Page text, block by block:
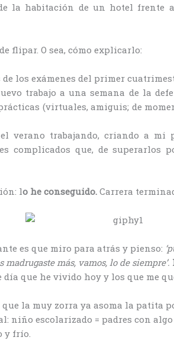
la habitación de un hotel frente
flipar. O sea, cómo explicarlo:
los exámenes del primer
trabajo a una semana de la
(virtuales, amiguis; de
verano trabajando, criando a mi
complicados que, de
lo he conseguido. Carrera
es que miro para atrás y pienso:
más, vamos, lo de siempre’.
día que he vivido hoy y los que me
la muy zorra ya asoma la patita
niño escolarizado = padres con
y frío.